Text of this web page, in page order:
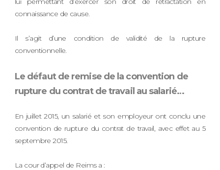
connaissance de cause.
Il s’agit d’une condition de validité de la rupture
conventionnelle.
Le défaut de remise de la convention de
rupture du contrat de travail au salarié…
En juillet 2015, un salarié et son employeur ont conclu une
convention de rupture du contrat de travail, avec effet au 5
septembre 2015.
La cour d’appel de Reims a :